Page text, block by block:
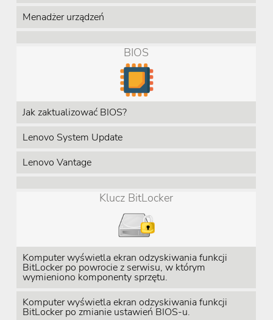
Menadżer urządzeń
BIOS
Jak zaktualizować BIOS?
Lenovo System Update
Lenovo Vantage
Klucz BitLocker
Komputer wyświetla ekran odzyskiwania funkcji
BitLocker po powrocie z serwisu, w którym
wymieniono komponenty sprzętu.
Komputer wyświetla ekran odzyskiwania funkcji
BitLocker po zmianie ustawień BIOS-u.